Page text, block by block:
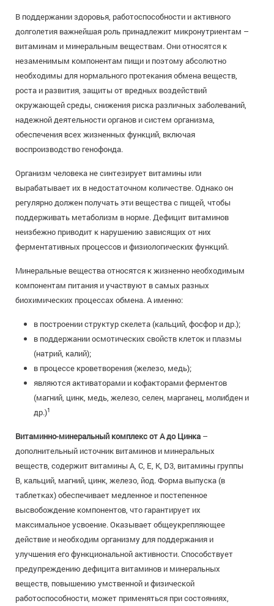
В поддержании здоровья, работоспособности и активного
долголетия важнейшая роль принадлежит микронутриентам –
витаминам и минеральным веществам. Они относятся к
незаменимым компонентам пищи и поэтому абсолютно
необходимы для нормального протекания обмена веществ,
роста и развития, защиты от вредных воздействий
окружающей среды, снижения риска различных заболеваний,
надежной деятельности органов и систем организма,
обеспечения всех жизненных функций, включая
воспроизводство генофонда.
Организм человека не синтезирует витамины или
вырабатывает их в недостаточном количестве. Однако он
регулярно должен получать эти вещества с пищей, чтобы
поддерживать метаболизм в норме. Дефицит витаминов
неизбежно приводит к нарушению зависящих от них
ферментативных процессов и физиологических функций.
Минеральные вещества относятся к жизненно необходимым
компонентам питания и участвуют в самых разных
биохимических процессах обмена. А именно:
в построении структур скелета (кальций, фосфор и др.);
в поддержании осмотических свойств клеток и плазмы
(натрий, калий);
в процессе кроветворения (железо, медь);
являются активаторами и кофакторами ферментов
(магний, цинк, медь, железо, селен, марганец, молибден и
др.)1
Витаминно-минеральный комплекс от А до Цинка –
дополнительный источник витаминов и минеральных
веществ, содержит витамины А, С, Е, К, D3, витамины группы
В, кальций, магний, цинк, железо, йод. Форма выпуска (в
таблетках) обеспечивает медленное и постепенное
высвобождение компонентов, что гарантирует их
максимальное усвоение. Оказывает общеукрепляющее
действие и необходим организму для поддержания и
улучшения его функциональной активности. Способствует
предупреждению дефицита витаминов и минеральных
веществ, повышению умственной и физической
работоспособности, может применяться при состояниях,